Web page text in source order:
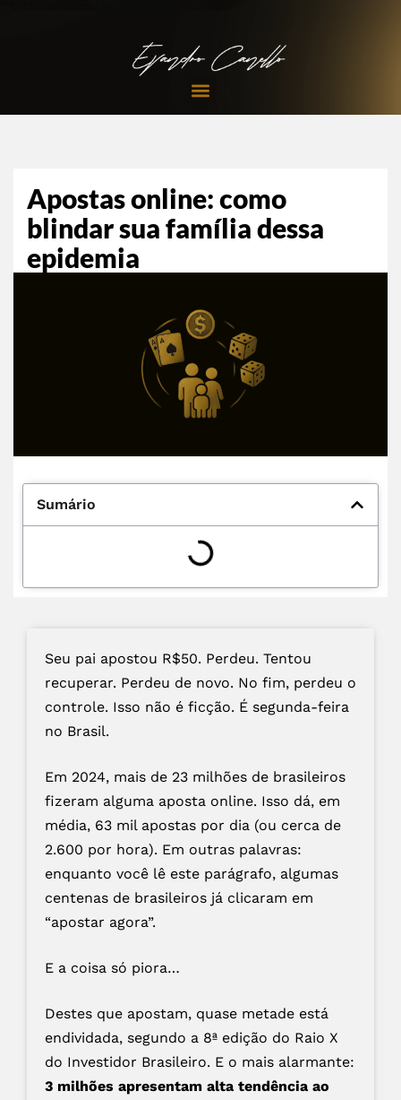
Apostas online: como
blindar sua família dessa
epidemia
Sumário
Seu pai apostou R$50. Perdeu. Tentou
recuperar. Perdeu de novo. No fim, perdeu o
controle. Isso não é ficção. É segunda-feira
no Brasil.
Em 2024, mais de 23 milhões de brasileiros
fizeram alguma aposta online. Isso dá, em
média, 63 mil apostas por dia (ou cerca de
2.600 por hora). Em outras palavras:
enquanto você lê este parágrafo, algumas
centenas de brasileiros já clicaram em
“apostar agora”.
E a coisa só piora…
Destes que apostam, quase metade está
endividada, segundo a 8ª edição do Raio X
do Investidor Brasileiro. E o mais alarmante:
3 milhões apresentam alta tendência ao